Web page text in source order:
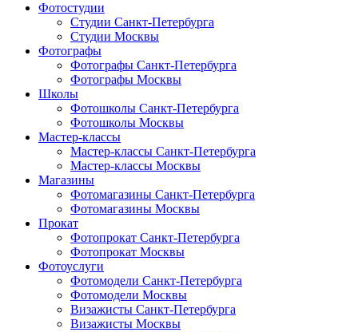
Фотостудии
Студии Санкт-Петербурга
Студии Москвы
Фотографы
Фотографы Санкт-Петербурга
Фотографы Москвы
Школы
Фотошколы Санкт-Петербурга
Фотошколы Москвы
Мастер-классы
Мастер-классы Санкт-Петербурга
Мастер-классы Москвы
Магазины
Фотомагазины Санкт-Петербурга
Фотомагазины Москвы
Прокат
Фотопрокат Санкт-Петербурга
Фотопрокат Москвы
Фотоуслуги
Фотомодели Санкт-Петербурга
Фотомодели Москвы
Визажисты Санкт-Петербурга
Визажисты Москвы